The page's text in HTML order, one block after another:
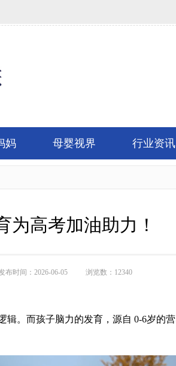
妈 母婴视界 行业资讯
高考加油助力！
布时间：2026-06-05 浏览数：12340
。而孩子脑力的发育，源自 0-6岁的